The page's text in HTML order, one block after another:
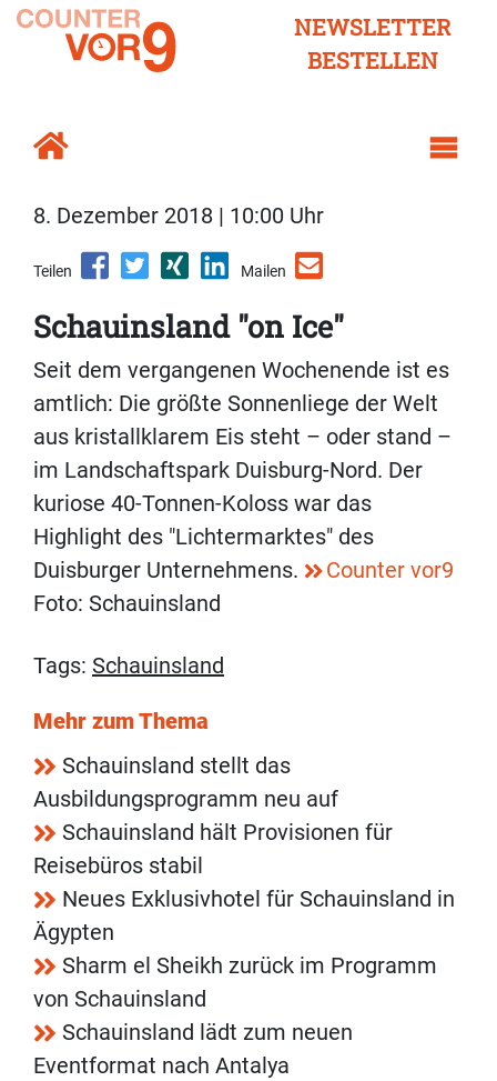
NEWSLETTER
BESTELLEN
8. Dezember 2018 | 10:00 Uhr
Teilen Mailen
Schauinsland "on Ice"
Seit dem vergangenen Wochenende ist es
amtlich: Die größte Sonnenliege der Welt
aus kristallklarem Eis steht – oder stand –
im Landschaftspark Duisburg-Nord. Der
kuriose 40-Tonnen-Koloss war das
Highlight des "Lichtermarktes" des
Duisburger Unternehmens.
Counter vor9
Foto: Schauinsland
Tags: Schauinsland
Mehr zum Thema
Schauinsland stellt das
Ausbildungsprogramm neu auf
Schauinsland hält Provisionen für
Reisebüros stabil
Neues Exklusivhotel für Schauinsland in
Ägypten
Sharm el Sheikh zurück im Programm
von Schauinsland
Schauinsland lädt zum neuen
Eventformat nach Antalya